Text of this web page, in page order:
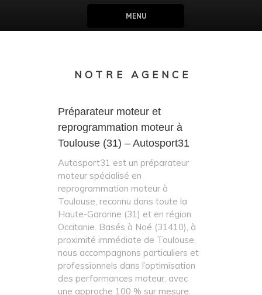
MENU
NOTRE AGENCE
Préparateur moteur et
reprogrammation moteur à
Toulouse (31) – Autosport31
Autosport31 est un préparateur
moteur spécialisé en
reprogrammation moteur à
Toulouse, reconnu dans toute la
Haute-Garonne (31) et en région
Occitanie. Basés à Noé (31410), à
proximité immédiate de Toulouse,
nous accompagnons particuliers et
professionnels dans l’optimisation
des performances moteur, avec
une approche 100 % sur mesure.